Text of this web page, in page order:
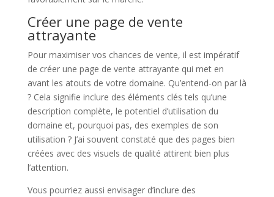
Créer une page de vente
attrayante
Pour maximiser vos chances de vente, il est impératif
de créer une page de vente attrayante qui met en
avant les atouts de votre domaine. Qu’entend-on par là
? Cela signifie inclure des éléments clés tels qu’une
description complète, le potentiel d’utilisation du
domaine et, pourquoi pas, des exemples de son
utilisation ? J’ai souvent constaté que des pages bien
créées avec des visuels de qualité attirent bien plus
l’attention.
Vous pourriez aussi envisager d’inclure des